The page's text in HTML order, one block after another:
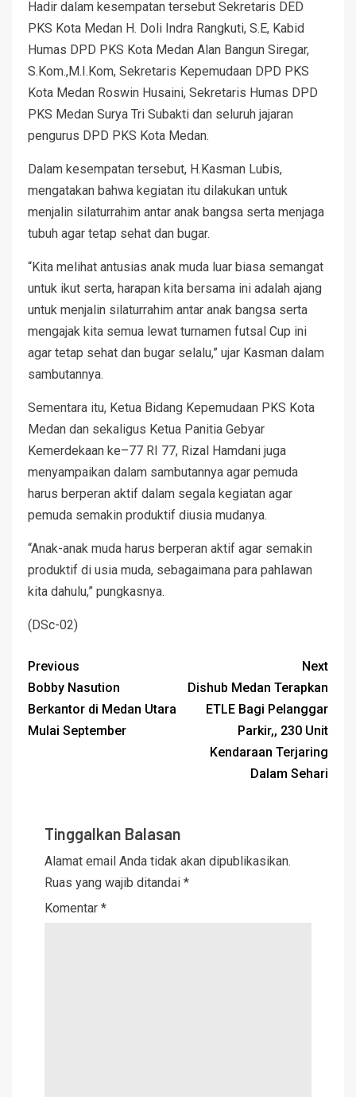
Hadir dalam kesempatan tersebut Sekretaris DED
PKS Kota Medan H. Doli Indra Rangkuti, S.E, Kabid
Humas DPD PKS Kota Medan Alan Bangun Siregar,
S.Kom.,M.I.Kom, Sekretaris Kepemudaan DPD PKS
Kota Medan Roswin Husaini, Sekretaris Humas DPD
PKS Medan Surya Tri Subakti dan seluruh jajaran
pengurus DPD PKS Kota Medan.
Dalam kesempatan tersebut, H.Kasman Lubis,
mengatakan bahwa kegiatan itu dilakukan untuk
menjalin silaturrahim antar anak bangsa serta menjaga
tubuh agar tetap sehat dan bugar.
“Kita melihat antusias anak muda luar biasa semangat
untuk ikut serta, harapan kita bersama ini adalah ajang
untuk menjalin silaturrahim antar anak bangsa serta
mengajak kita semua lewat turnamen futsal Cup ini
agar tetap sehat dan bugar selalu,” ujar Kasman dalam
sambutannya.
Sementara itu, Ketua Bidang Kepemudaan PKS Kota
Medan dan sekaligus Ketua Panitia Gebyar
Kemerdekaan ke–77 RI 77, Rizal Hamdani juga
menyampaikan dalam sambutannya agar pemuda
harus berperan aktif dalam segala kegiatan agar
pemuda semakin produktif diusia mudanya.
“Anak-anak muda harus berperan aktif agar semakin
produktif di usia muda, sebagaimana para pahlawan
kita dahulu,” pungkasnya.
(DSc-02)
Previous
Bobby Nasution
Berkantor di Medan Utara
Mulai September
Next
Dishub Medan Terapkan
ETLE Bagi Pelanggar
Parkir,, 230 Unit
Kendaraan Terjaring
Dalam Sehari
Tinggalkan Balasan
Alamat email Anda tidak akan dipublikasikan.
Ruas yang wajib ditandai *
Komentar *